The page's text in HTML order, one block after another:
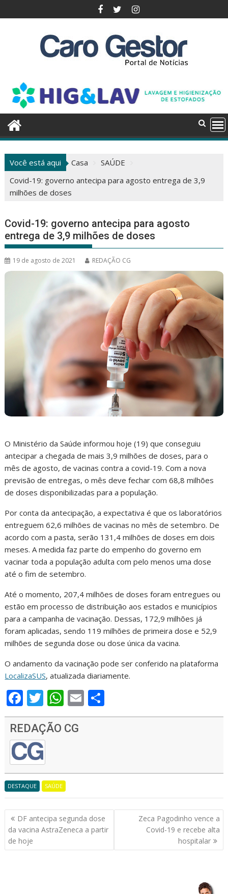
para
Você está aqui Casa
SAÚDE
Covid-19: governo antecipa para agosto entrega de 3,9
milhões de doses
Covid-19: governo antecipa para agosto
entrega de 3,9 milhões de doses
19 de agosto de 2021 REDAÇÃO CG
O Ministério da Saúde informou hoje (19) que conseguiu
antecipar a chegada de mais 3,9 milhões de doses, para o
mês de agosto, de vacinas contra a covid-19. Com a nova
previsão de entregas, o mês deve fechar com 68,8 milhões
de doses disponibilizadas para a população.
Por conta da antecipação, a expectativa é que os laboratórios
entreguem 62,6 milhões de vacinas no mês de setembro. De
acordo com a pasta, serão 131,4 milhões de doses em dois
meses. A medida faz parte do empenho do governo em
vacinar toda a população adulta com pelo menos uma dose
até o fim de setembro.
Até o momento, 207,4 milhões de doses foram entregues ou
estão em processo de distribuição aos estados e municípios
para a campanha de vacinação. Dessas, 172,9 milhões já
foram aplicadas, sendo 119 milhões de primeira dose e 52,9
milhões de segunda dose ou dose única da vacina.
O andamento da vacinação pode ser conferido na plataforma
LocalizaSUS, atualizada diariamente.
F
ac
e
b
o
o
k
T
w
itt
er
W
h
at
p
p
E
m h
REDAÇÃO CG
DESTAQUE SAÚDE
Navegação
de
Post
DF antecipa segunda dose
da vacina AstraZeneca a partir
de hoje
Zeca Pagodinho vence a
Covid-19 e recebe alta
hospitalar